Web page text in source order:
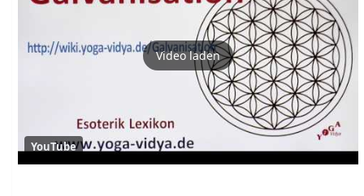
Video laden
YouTube